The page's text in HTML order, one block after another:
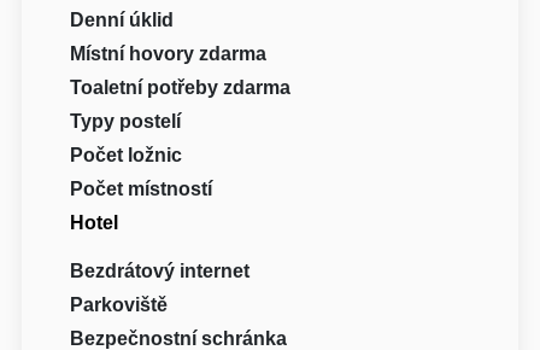
Denní úklid
Místní hovory zdarma
Toaletní potřeby zdarma
Typy postelí
Počet ložnic
Počet místností
Hotel
Bezdrátový internet
Parkoviště
Bezpečnostní schránka